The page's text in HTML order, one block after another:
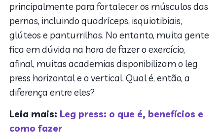
principalmente para fortalecer os músculos das
pernas, incluindo quadríceps, isquiotibiais,
glúteos e panturrilhas. No entanto, muita gente
fica em dúvida na hora de fazer o exercício,
afinal, muitas academias disponibilizam o leg
press horizontal e o vertical. Qual é, então, a
diferença entre eles?
Leia mais: Leg press: o que é, benefícios e
como fazer